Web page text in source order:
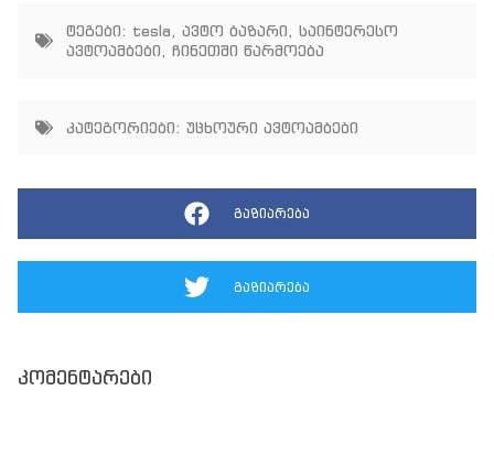
ტეგები: tesla, ავტო ბაზარი, საინტერესო
ავტოამბები, ჩინეთში წარმოება
კატეგორიები: უცხოური ავტოამბები
გაზიარება
გაზიარება
კომენტარები